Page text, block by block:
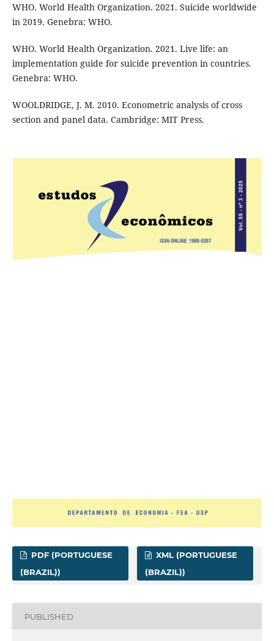
WHO. World Health Organization. 2021. Suicide worldwide
in 2019. Genebra: WHO.
WHO. World Health Organization. 2021. Live life: an
implementation guide for suicide prevention in countries.
Genebra: WHO.
WOOLDRIDGE, J. M. 2010. Econometric analysis of cross
section and panel data. Cambridge: MIT Press.
PDF (PORTUGUESE
(BRAZIL))
XML (PORTUGUESE
(BRAZIL))
PUBLISHED